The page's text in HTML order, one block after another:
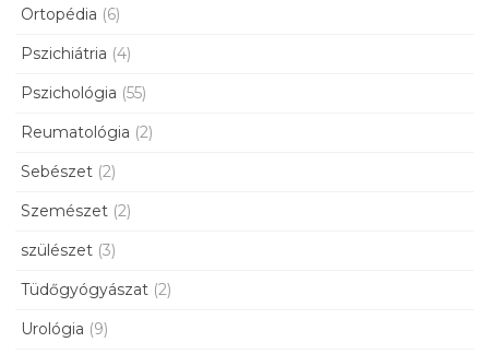
Ortopédia (6)
Pszichiátria (4)
Pszichológia (55)
Reumatológia (2)
Sebészet (2)
Szemészet (2)
szülészet (3)
Tüdőgyógyászat (2)
Urológia (9)